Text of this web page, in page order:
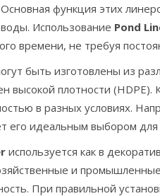
Основная функция этих
Использование Pond
времени, не требуя
быть изготовлены из
высокой плотности
в разных условиях.
его идеальным выбором для
используется как в
и
При правильной